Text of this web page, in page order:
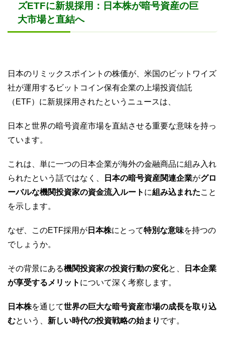
ズETFに新規採用 ： 日本株が暗号資産の巨
大市場と直結へ
日本のリミックスポイントの株価が、米国のビットワイズ
社が運用するビットコイン保有企業の上場投資信託
（ETF）に新規採用されたというニュースは、
日本と世界の暗号資産市場を直結させる重要な意味を持っ
ています。
これは、単に一つの日本企業が海外の金融商品に組み入れ
られたという話ではなく、
日本の暗号資産関連企業がグロ
ーバルな機関投資家の資金流入ルート に組み込まれたこと
を示します。
なぜ、このETF採用が 日本株にとって特別な意味を持つの
でしょうか。
その背景にある機関投資家の投資行動の変化と、
日本企業
が享受するメリット について深く考察します。
日本株を通じて世界の巨大な暗号資産市場の成長を取り込
むという、 新しい時代の投資戦略の始まり です。